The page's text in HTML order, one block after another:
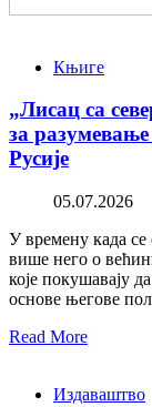
Књиге
„Лисац са
за
Русије
05.07.2026
У времену када
више него о
које покушавају
основе његове
Read More
Издаваштво